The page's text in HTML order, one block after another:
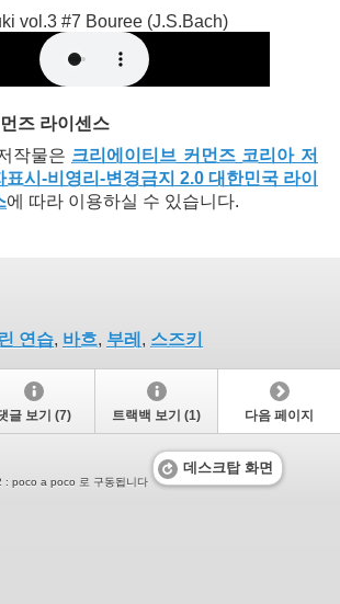
vol.3 #7 Bouree (J.S.Bach)
즈 라이센스
작물은 크리에이티브 커먼즈 코리아 저
표시-비영리-변경금지 2.0 대한민국 라이
에 따라 이용하실 수 있습니다.
연습, 바흐, 부레 , 스즈키
글 보기 (7) 트랙백 보기 (1) 다음 페이지
: poco a poco 로 구동됩니다
데스크탑 화면